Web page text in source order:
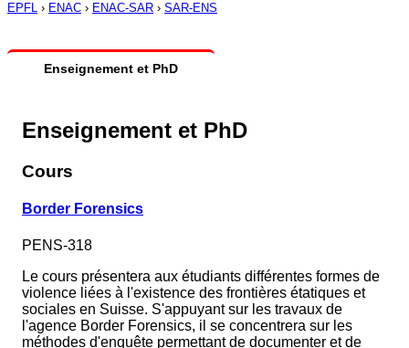
EPFL › ENAC › ENAC-SAR › SAR-ENS
Enseignement et PhD
Enseignement et PhD
Cours
Border Forensics
PENS-318
Le cours présentera aux étudiants différentes formes de
violence liées à l'existence des frontières étatiques et
sociales en Suisse. S'appuyant sur les travaux de
l'agence Border Forensics, il se concentrera sur les
méthodes d'enquête permettant de documenter et de